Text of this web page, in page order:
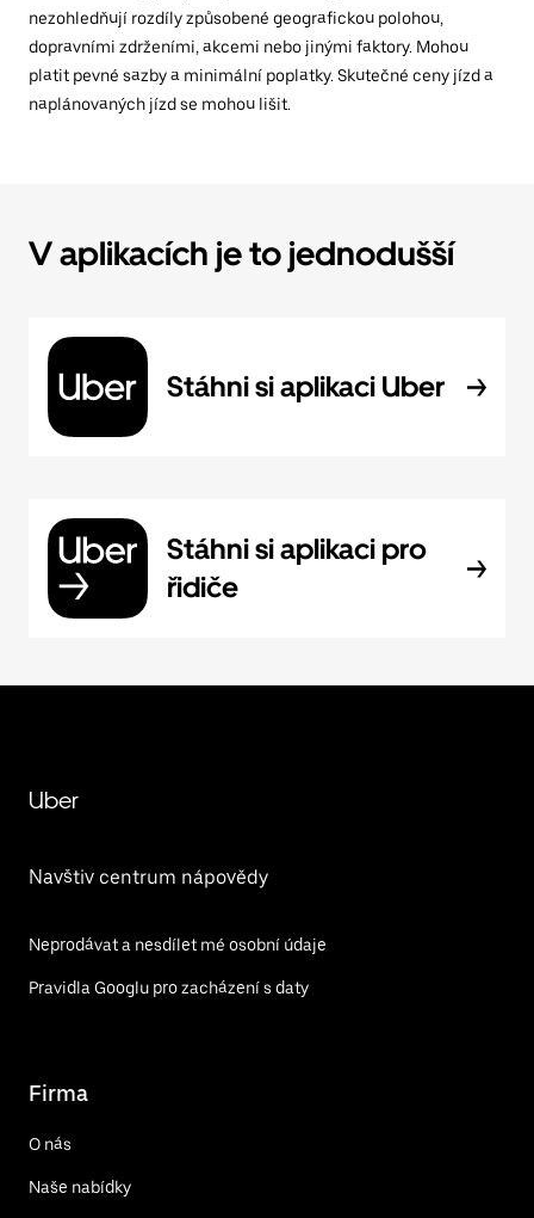
nezohledňují rozdíly způsobené geografickou polohou,
dopravními zdrženími, akcemi nebo jinými faktory. Mohou
platit pevné sazby a minimální poplatky. Skutečné ceny jízd a
naplánovaných jízd se mohou lišit.
V aplikacích je to jednodušší
Stáhni si aplikaci Uber
Stáhni si aplikaci pro
řidiče
Uber
Navštiv centrum nápovědy
Neprodávat a nesdílet mé osobní údaje
Pravidla Googlu pro zacházení s daty
Firma
O nás
Naše nabídky